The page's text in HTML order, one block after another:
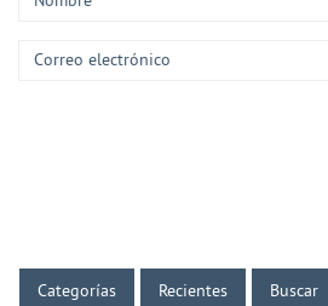
Categorías Recientes Buscar